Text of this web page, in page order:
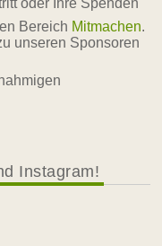
oder Ihre Spenden
Bereich Mitmachen.
unseren Sponsoren
Instagram!